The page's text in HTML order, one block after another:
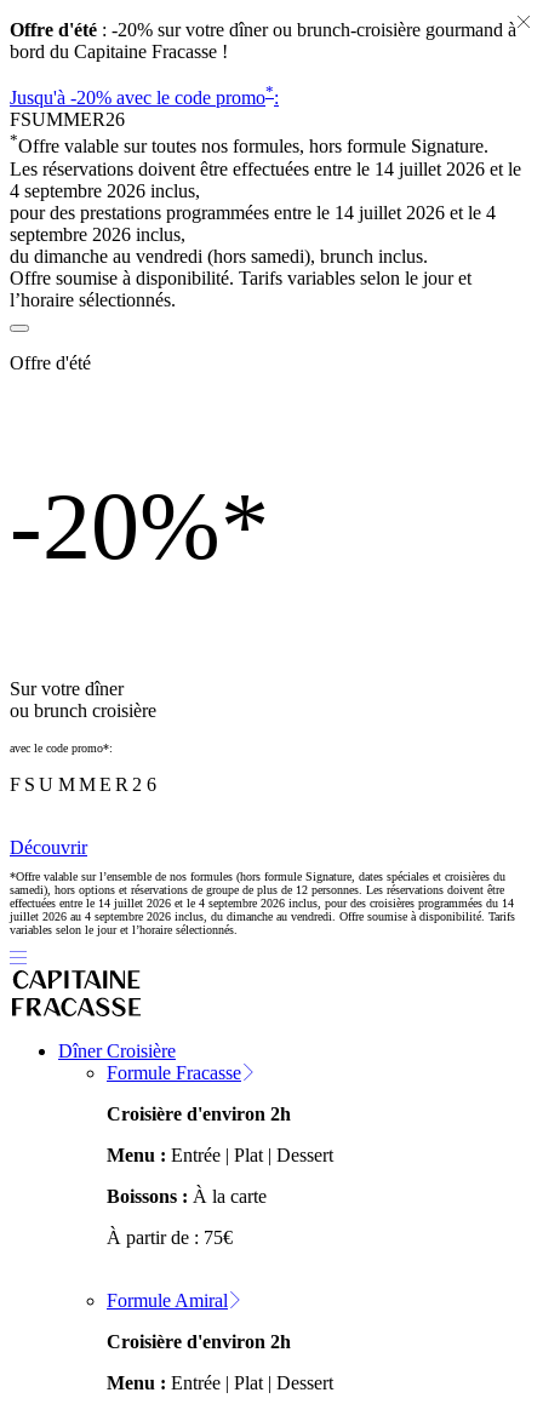
Offre d'été : -20% sur votre dîner ou brunch-croisière gourmand à
bord du Capitaine Fracasse !
Jusqu'à -20% avec le code promo*:
FSUMMER26
*Offre valable sur toutes nos formules, hors formule Signature.
Les réservations doivent être effectuées entre le 14 juillet 2026 et le
4 septembre 2026 inclus,
pour des prestations programmées entre le 14 juillet 2026 et le 4
septembre 2026 inclus,
du dimanche au vendredi (hors samedi), brunch inclus.
Offre soumise à disponibilité. Tarifs variables selon le jour et
l’horaire sélectionnés.
Offre d'été
-20%*
Sur votre dîner
ou brunch croisière
avec le code promo*:
FSUMMER26
Découvrir
*Offre valable sur l’ensemble de nos formules (hors formule Signature, dates spéciales et croisières du
samedi), hors options et réservations de groupe de plus de 12 personnes. Les réservations doivent être
effectuées entre le 14 juillet 2026 et le 4 septembre 2026 inclus, pour des croisières programmées du 14
juillet 2026 au 4 septembre 2026 inclus, du dimanche au vendredi. Offre soumise à disponibilité. Tarifs
variables selon le jour et l’horaire sélectionnés.
Dîner Croisière
Formule Fracasse
Croisière d'environ 2h
Menu : Entrée | Plat | Dessert
Boissons : À la carte
À partir de : 75€
Formule Amiral
Croisière d'environ 2h
Menu : Entrée | Plat | Dessert